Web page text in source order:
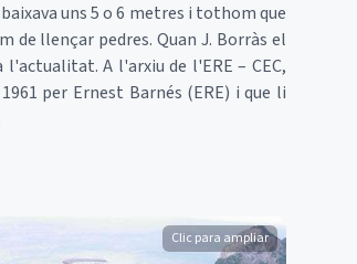
uns 5 o 6 metres i tothom que
de llençar pedres. Quan J. Borràs el
A l'arxiu de l'ERE – CEC,
per Ernest Barnés (ERE) i que li
Clic para ampliar